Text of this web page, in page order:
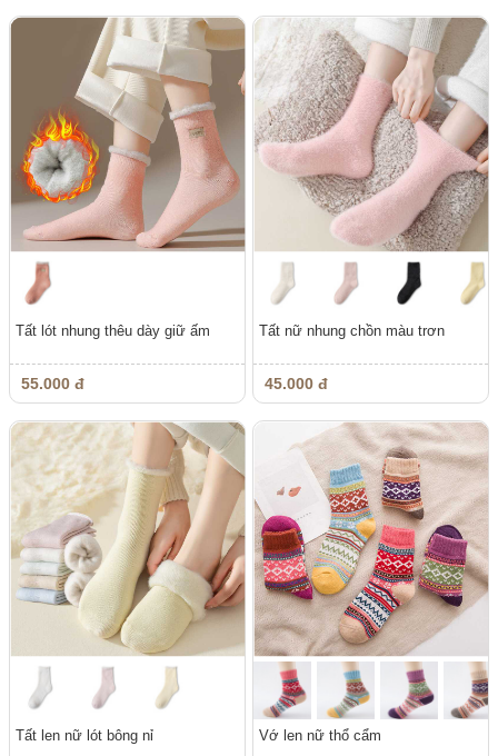
Tất lót nhung thêu dày giữ ấm
55.000 đ
Tất nữ nhung chồn màu trơn
45.000 đ
Tất len nữ lót bông nỉ Vớ len nữ thổ cẩm